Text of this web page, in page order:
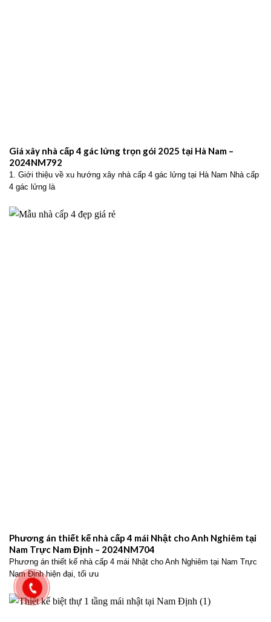
Giá xây nhà cấp 4 gác lửng trọn gói 2025 tại Hà Nam –
2024NM792
1. Giới thiệu về xu hướng xây nhà cấp 4 gác lửng tại Hà Nam Nhà cấp
4 gác lửng là
Phương án thiết kế nhà cấp 4 mái Nhật cho Anh Nghiêm tại
Nam Trực Nam Định – 2024NM704
Phương án thiết kế nhà cấp 4 mái Nhật cho Anh Nghiêm tại Nam Trực
Nam Định hiện đại, tối ưu